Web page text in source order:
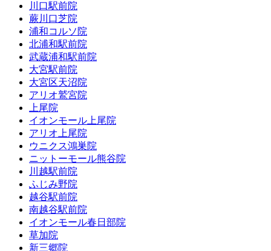
川口駅前院
蕨川口芝院
浦和コルソ院
北浦和駅前院
武蔵浦和駅前院
大宮駅前院
大宮区天沼院
アリオ鷲宮院
上尾院
イオンモール上尾院
アリオ上尾院
ウニクス鴻巣院
ニットーモール熊谷院
川越駅前院
ふじみ野院
越谷駅前院
南越谷駅前院
イオンモール春日部院
草加院
新三郷院